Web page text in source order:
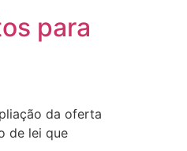
para
da oferta
de lei que